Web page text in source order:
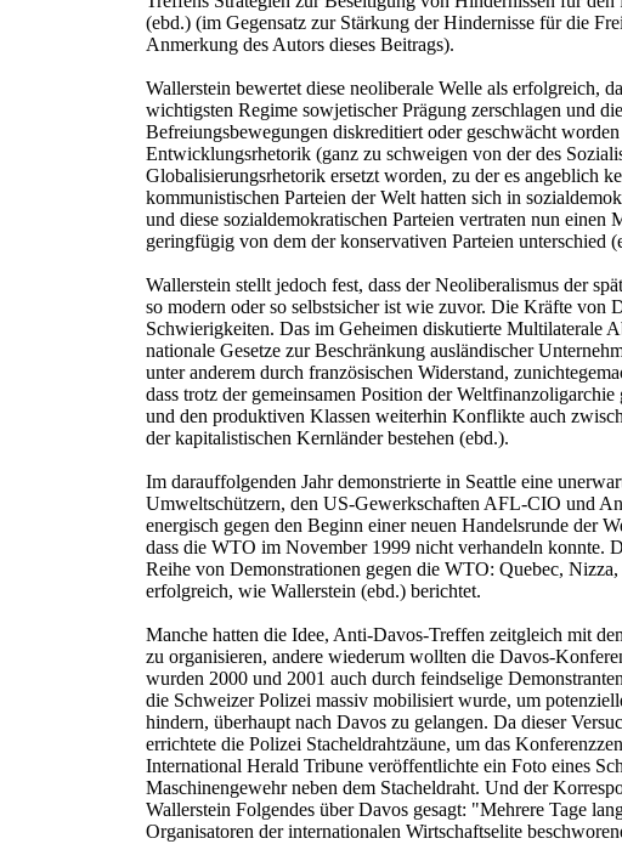
(ebd.) (im Gegensatz zur Stärkung der Hindernisse für die
Anmerkung des Autors dieses Beitrags).
Wallerstein bewertet diese neoliberale Welle als erfolgreich,
wichtigsten Regime sowjetischer Prägung zerschlagen und
Befreiungsbewegungen diskreditiert oder geschwächt
Entwicklungsrhetorik (ganz zu schweigen von der des
Globalisierungsrhetorik ersetzt worden, zu der es angeblich
kommunistischen Parteien der Welt hatten sich in
und diese sozialdemokratischen Parteien vertraten nun einen
geringfügig von dem der konservativen Parteien unterschied
Wallerstein stellt jedoch fest, dass der Neoliberalismus der
so modern oder so selbstsicher ist wie zuvor. Die Kräfte von
Schwierigkeiten. Das im Geheimen diskutierte Multilaterale
nationale Gesetze zur Beschränkung ausländischer
unter anderem durch französischen Widerstand,
dass trotz der gemeinsamen Position der
und den produktiven Klassen weiterhin Konflikte auch
der kapitalistischen Kernländer bestehen (ebd.).
Im darauffolgenden Jahr demonstrierte in Seattle eine
Umweltschützern, den US-Gewerkschaften AFL-CIO und
energisch gegen den Beginn einer neuen Handelsrunde der
dass die WTO im November 1999 nicht verhandeln konnte.
Reihe von Demonstrationen gegen die WTO: Quebec,
erfolgreich, wie Wallerstein (ebd.) berichtet.
Manche hatten die Idee, Anti-Davos-Treffen zeitgleich mit
zu organisieren, andere wiederum wollten die Davos-
wurden 2000 und 2001 auch durch feindselige
die Schweizer Polizei massiv mobilisiert wurde, um
hindern, überhaupt nach Davos zu gelangen. Da dieser
errichtete die Polizei Stacheldrahtzäune, um das
International Herald Tribune veröffentlichte ein Foto eines
Maschinengewehr neben dem Stacheldraht. Und der
Wallerstein Folgendes über Davos gesagt: "Mehrere Tage
Organisatoren der internationalen Wirtschaftselite